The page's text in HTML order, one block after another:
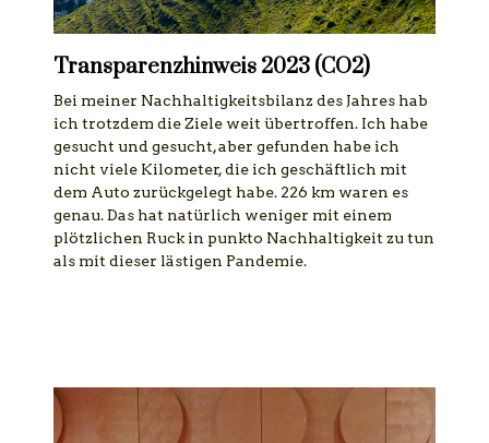
Transparenzhinweis 2023 (CO2)
Bei meiner Nachhaltigkeitsbilanz des Jahres hab
ich trotzdem die Ziele weit übertroffen. Ich habe
gesucht und gesucht, aber gefunden habe ich
nicht viele Kilometer, die ich geschäftlich mit
dem Auto zurückgelegt habe. 226 km waren es
genau. Das hat natürlich weniger mit einem
plötzlichen Ruck in punkto Nachhaltigkeit zu tun
als mit dieser lästigen Pandemie.